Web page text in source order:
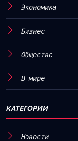
Экономика
Бизнес
Общество
В мире
КАТЕГОРИИ
Новости